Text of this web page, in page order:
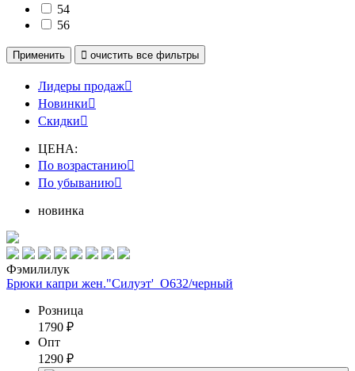
54
56
Применить  очистить все фильтры
Лидеры продаж
Новинки
Скидки
ЦЕНА:
По возрастанию
По убыванию
новинка
Фэмилилук
Брюки капри жен."Силуэт'_О632/черный
Розница
1790 ₽
Опт
1290 ₽